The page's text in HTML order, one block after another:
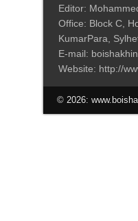
Editor:
Office: Block C,
KumarPara,
E-mail:
Website: http://
© 2026: